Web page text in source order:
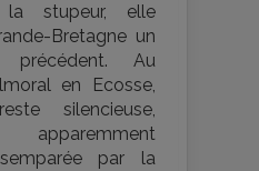
stupeur, elle
Bretagne un
précédent. Au
en Ecosse,
silencieuse,
par la